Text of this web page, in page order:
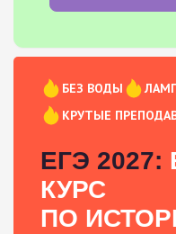
БЕЗ ВОДЫ
КРУТЫЕ
ЕГЭ 2027:
КУРС
ПО